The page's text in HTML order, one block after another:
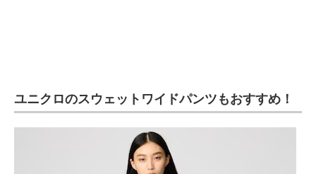
ユニクロのスウェットワイドパンツもおすすめ！